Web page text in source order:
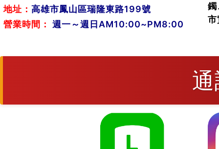
地址： 高雄市鳳山區瑞隆東路199號
營業時間：
週一～週日AM10:00~PM8:00
鐲
市